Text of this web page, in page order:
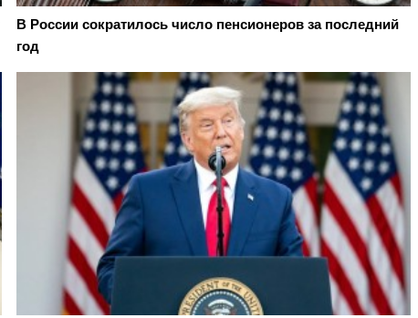
В России сократилось число пенсионеров за последний
год